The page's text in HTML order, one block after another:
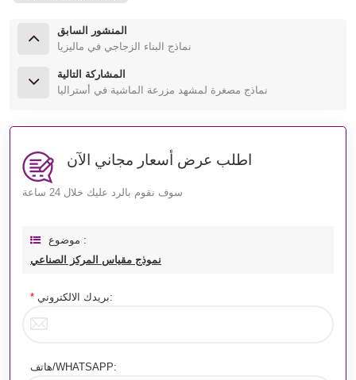
المنشور السابق
نماذج البناء الزجاجي في ماليزيا
المشاركة التالية
نماذج مصغرة لمشهد مزرعة الماشية في أستراليا
اطلب عرض أسعار مجاني الآن
سوف نقوم بالرد عليك خلال 24 ساعة
موضوع :
نموذج مقياس المركز الصناعي
* بريدك الالكتروني:
هاتف/WHATSAPP: